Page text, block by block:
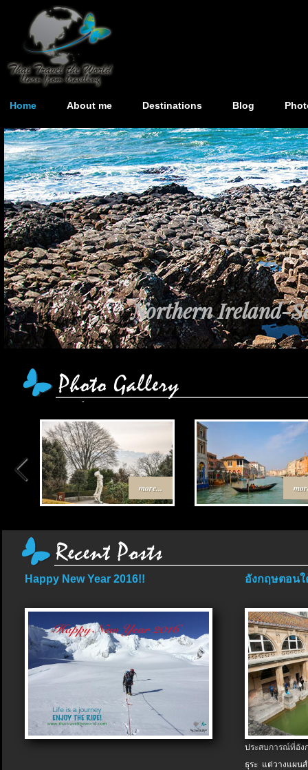
Home About me Destinations Blog
Northern Ireland-
เส้นทาง Egypt-
more...
Happy New Year 2016!! อังกฤษตอนใ
ประสบการณ์ที่อัง
ธุระ แต่วางแผน